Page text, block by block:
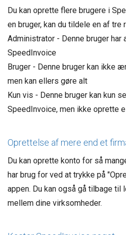
Du kan oprette flere brugere i
en bruger, kan du tildele en af ​​tre
Administrator - Denne bruger har
SpeedInvoice
Bruger - Denne bruger kan ikke
men kan ellers gøre alt
Kun vis - Denne bruger kan kun
SpeedInvoice, men ikke oprette
Oprettelse af mere end et
Du kan oprette konto for så
har brug for ved at trykke på
appen. Du kan også gå tilbage
mellem dine virksomheder.